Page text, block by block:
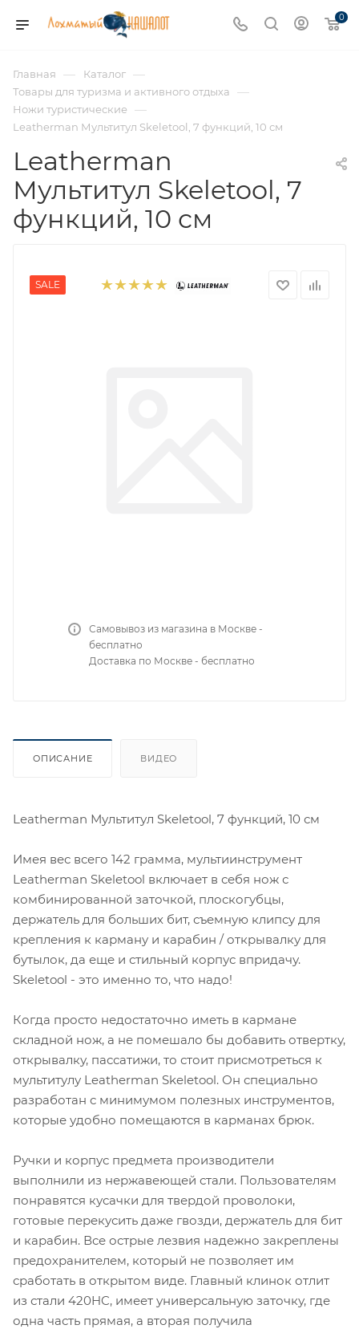
0
Главная — Каталог —
Товары для туризма и активного отдыха —
Ножи туристические —
Leatherman Мультитул Skeletool, 7 функций, 10 см
Leatherman
Мультитул Skeletool, 7
функций, 10 см
SALE
Самовывоз из магазина в Москве -
бесплатно
Доставка по Москве - бесплатно
ОПИСАНИЕ ВИДЕО
Leatherman Мультитул Skeletool, 7 функций, 10 см
Имея вес всего 142 грамма, мультиинструмент
Leatherman Skeletool включает в себя нож с
комбинированной заточкой, плоскогубцы,
держатель для больших бит, съемную клипсу для
крепления к карману и карабин / открывалку для
бутылок, да еще и стильный корпус впридачу.
Skeletool - это именно то, что надо!
Когда просто недостаточно иметь в кармане
складной нож, а не помешало бы добавить отвертку,
открывалку, пассатижи, то стоит присмотреться к
мультитулу Leatherman Skeletool. Он специально
разработан с минимумом полезных инструментов,
которые удобно помещаются в карманах брюк.
Ручки и корпус предмета производители
выполнили из нержавеющей стали. Пользователям
понравятся кусачки для твердой проволоки,
готовые перекусить даже гвозди, держатель для бит
и карабин. Все острые лезвия надежно закреплены
предохранителем, который не позволяет им
сработать в открытом виде. Главный клинок отлит
из стали 420HC, имеет универсальную заточку, где
одна часть прямая, а вторая получила